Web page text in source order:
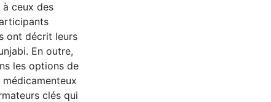
ceux des
ont décrit leurs
En outre,
les options de
clés qui